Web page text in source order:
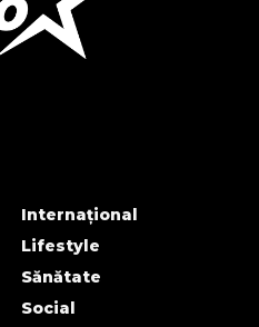
Internațional
Lifestyle
Sănătate
Social